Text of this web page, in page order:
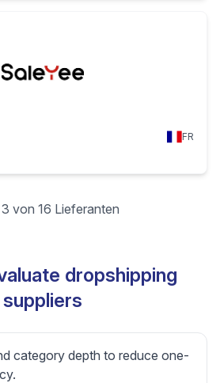
FR
von 16 Lieferanten
dropshipping
suppliers
category depth to reduce one-